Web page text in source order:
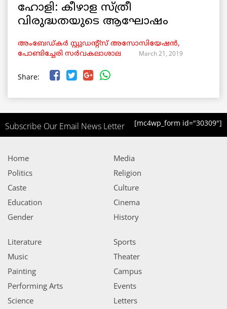
ഹോളി: കീഴാള സ്ത്രീ
വിരുദ്ധതയുടെ ആഘോഷം
അംബേഡ്കര്‍ സ്റ്റുഡന്റ്‌സ് അസോസിയേഷന്‍,
പോണ്ടിച്ചേരി സർവകലാശാല
March 21, 2019
Share:
Subscribe Our Email News Letter [mc4wp_form id="30309"]
Home
Politics
Caste
Education
Gender
Media
Religion
Culture
Cinema
History
Literature
Music
Painting
Performing Arts
Science
Sports
Theater
Campus
Events
Letters